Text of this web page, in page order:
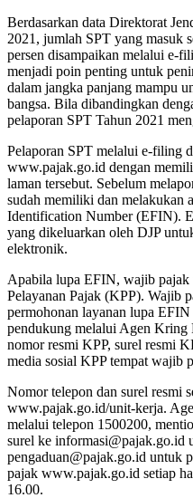
Berdasarkan data Direktorat
2021, jumlah SPT yang masuk
persen disampaikan melalui e-
menjadi poin penting untuk
dalam jangka panjang mampu
bangsa. Bila dibandingkan
pelaporan SPT Tahun 2021
Pelaporan SPT melalui e-filing
www.pajak.go.id dengan
laman tersebut. Sebelum
sudah memiliki dan melakukan
Identification Number (EFIN).
yang dikeluarkan oleh DJP
elektronik.
Apabila lupa EFIN, wajib
Pelayanan Pajak (KPP). Wajib
permohonan layanan lupa
pendukung melalui Agen Kring
nomor resmi KPP, surel resmi
media sosial KPP tempat wajib
Nomor telepon dan surel resmi
www.pajak.go.id/unit-kerja.
melalui telepon 1500200,
surel ke informasi@pajak.go.id
pengaduan@pajak.go.id untuk
pajak www.pajak.go.id setiap
16.00.